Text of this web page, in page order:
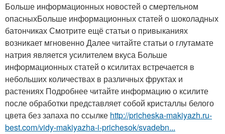
Больше информационных новостей о смертельном
опасныхБольше информационных статей о шоколадных
батончиках Смотрите ещё статьи о привыканиях
возникает мгновенно Далее читайте статьи о глутамате
натрия является усилителем вкуса Больше
информационных статей о ксилитах встречается в
небольших количествах в различных фруктах и
растениях Подробнее читайте информацию о ксилите
после обработки представляет собой кристаллы белого
цвета без запаха по ссылке http://pricheska-makiyazh.ru-
best.com/vidy-makiyazha-i-prichesok/svadebn...